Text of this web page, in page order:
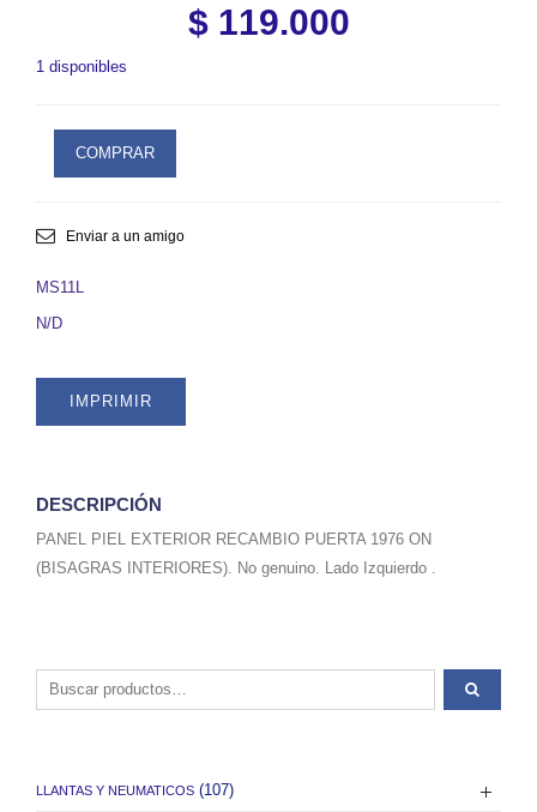
$119.000
1 disponibles
COMPRAR
Enviar a un amigo
MS11L
N/D
IMPRIMIR
DESCRIPCIÓN
PANEL PIEL EXTERIOR RECAMBIO PUERTA 1976 ON
(BISAGRAS INTERIORES). No genuino. Lado Izquierdo .
Buscar por:
LLANTAS Y NEUMATICOS (107)